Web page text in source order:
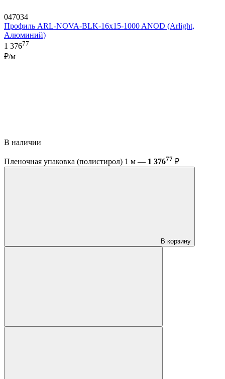
047034
Профиль ARL-NOVA-BLK-16x15-1000 ANOD (Arlight,
Алюминий)
1 37677
₽/м
В наличии
Пленочная упаковка (полистирол) 1 м — 1 37677 ₽
В корзину